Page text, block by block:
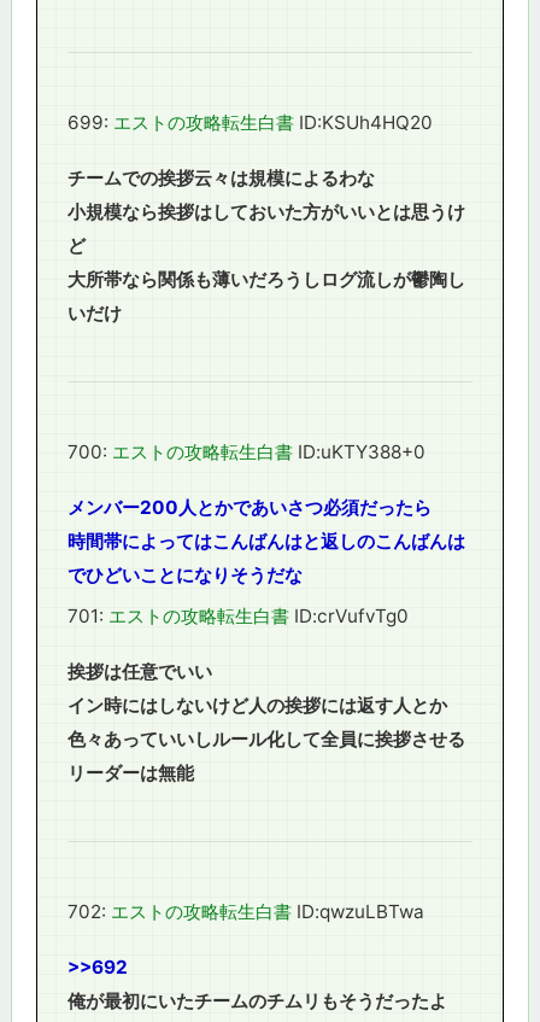
699: エストの攻略転生白書 ID:KSUh4HQ20
チームでの挨拶云々は規模によるわな
小規模なら挨拶はしておいた方がいいとは思うけ
ど
大所帯なら関係も薄いだろうしログ流しが鬱陶し
いだけ
700: エストの攻略転生白書 ID:uKTY388+0
メンバー200人とかであいさつ必須だったら
時間帯によってはこんばんはと返しのこんばんは
でひどいことになりそうだな
701: エストの攻略転生白書 ID:crVufvTg0
挨拶は任意でいい
イン時にはしないけど人の挨拶には返す人とか
色々あっていいしルール化して全員に挨拶させる
リーダーは無能
702: エストの攻略転生白書 ID:qwzuLBTwa
>>692
俺が最初にいたチームのチムリもそうだったよ